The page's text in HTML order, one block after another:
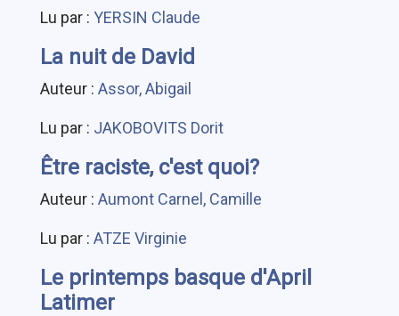
Lu par : YERSIN Claude
La nuit de David
Auteur : Assor, Abigail
Lu par : JAKOBOVITS Dorit
Être raciste, c'est quoi?
Auteur : Aumont Carnel, Camille
Lu par : ATZE Virginie
Le printemps basque d'April
Latimer